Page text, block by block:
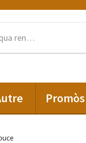
:
Promòs